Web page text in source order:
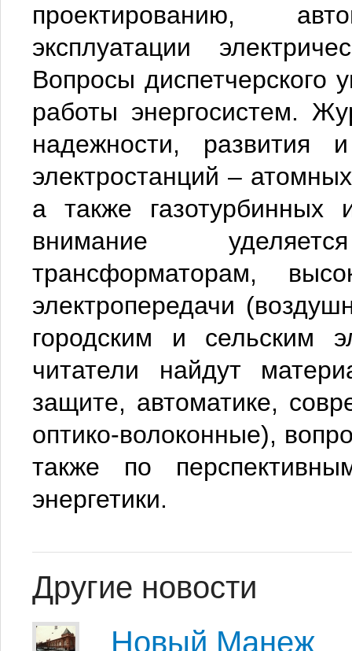
проектированию,
эксплуатации
Вопросы диспетчерского
работы энергосистем.
надежности, развития
электростанций –
а также газотурбинных
внимание
трансформаторам,
электропередачи
городским и сельским
читатели найдут
защите, автоматике,
оптико-волоконные),
также по
энергетики.
Другие новости
Новый Манеж